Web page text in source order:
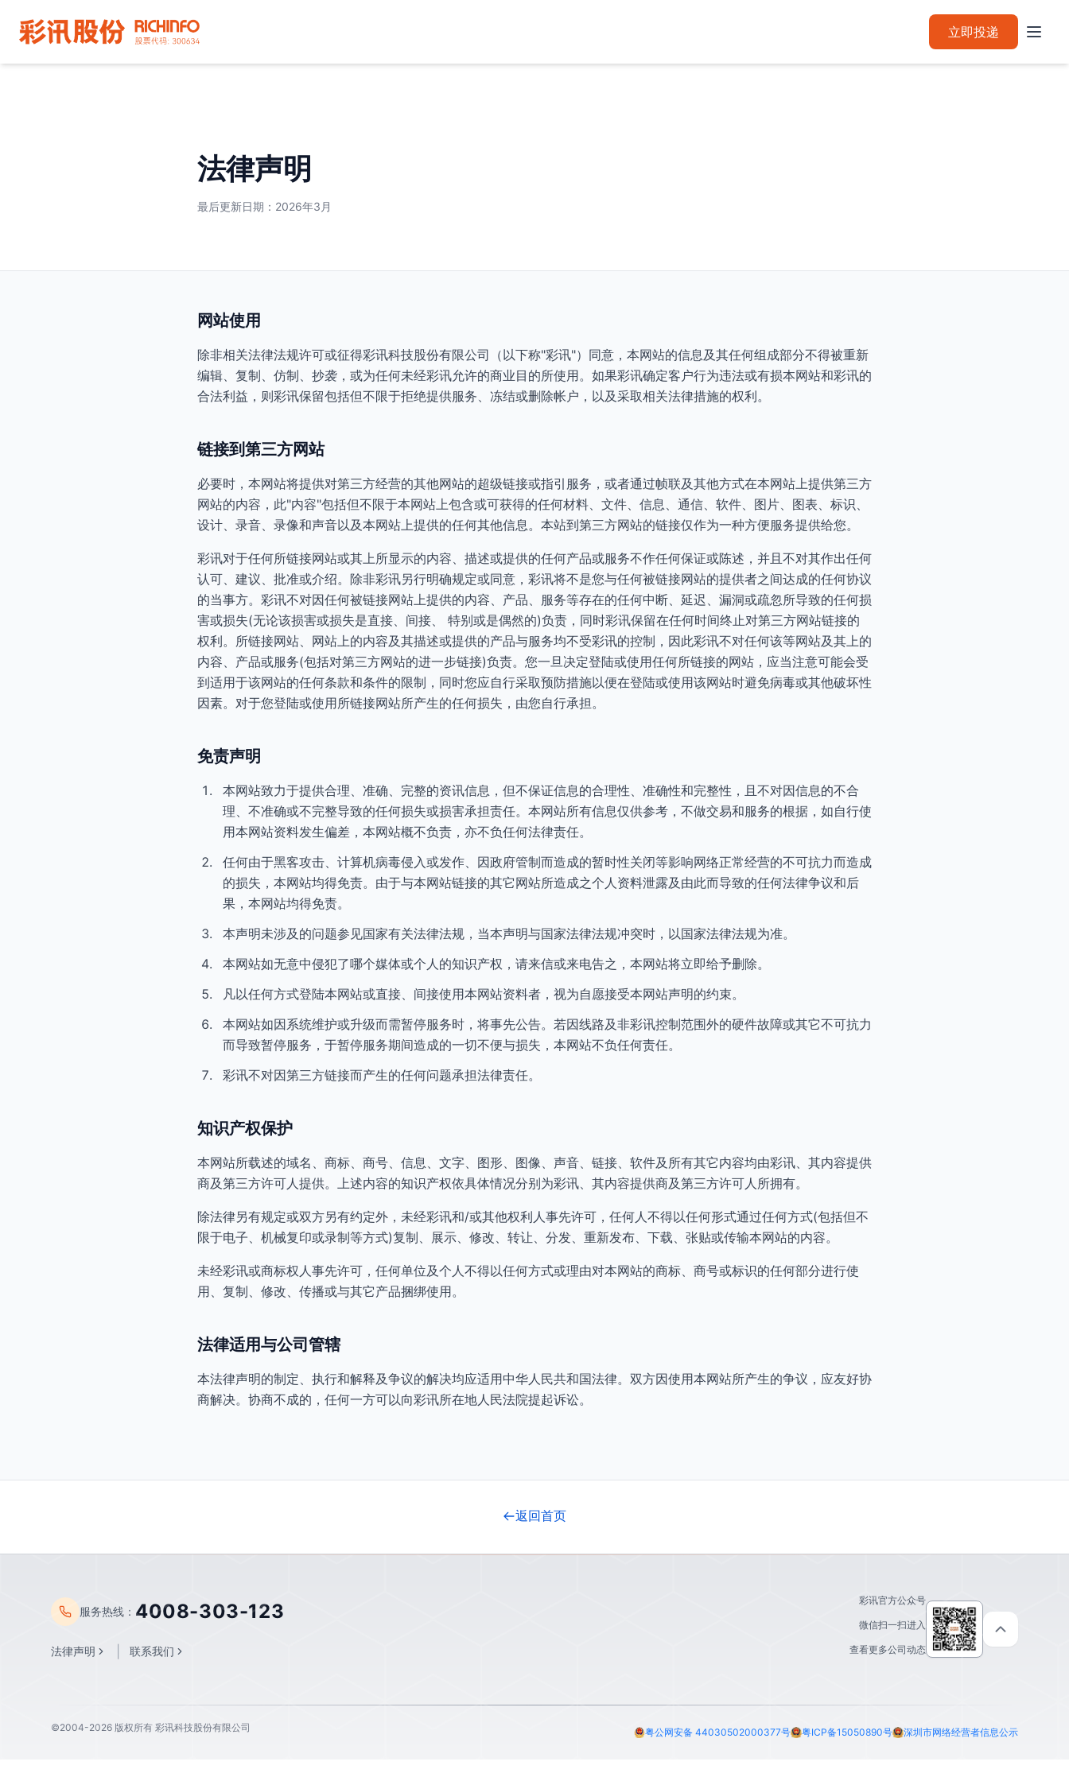
立即投递
法律声明
最后更新日期：2026年3月
网站使用
除非相关法律法规许可或征得彩讯科技股份有限公司（以下称"彩讯"）同意，本网站的信息及其任何组成部分不得被重新
编辑、复制、仿制、抄袭，或为任何未经彩讯允许的商业目的所使用。如果彩讯确定客户行为违法或有损本网站和彩讯的
合法利益，则彩讯保留包括但不限于拒绝提供服务、冻结或删除帐户，以及采取相关法律措施的权利。
链接到第三方网站
必要时，本网站将提供对第三方经营的其他网站的超级链接或指引服务，或者通过帧联及其他方式在本网站上提供第三方
网站的内容，此"内容"包括但不限于本网站上包含或可获得的任何材料、文件、信息、通信、软件、图片、图表、标识、
设计、录音、录像和声音以及本网站上提供的任何其他信息。本站到第三方网站的链接仅作为一种方便服务提供给您。
彩讯对于任何所链接网站或其上所显示的内容、描述或提供的任何产品或服务不作任何保证或陈述，并且不对其作出任何
认可、建议、批准或介绍。除非彩讯另行明确规定或同意，彩讯将不是您与任何被链接网站的提供者之间达成的任何协议
的当事方。彩讯不对因任何被链接网站上提供的内容、产品、服务等存在的任何中断、延迟、漏洞或疏忽所导致的任何损
害或损失(无论该损害或损失是直接、间接、 特别或是偶然的)负责，同时彩讯保留在任何时间终止对第三方网站链接的
权利。所链接网站、网站上的内容及其描述或提供的产品与服务均不受彩讯的控制，因此彩讯不对任何该等网站及其上的
内容、产品或服务(包括对第三方网站的进一步链接)负责。您一旦决定登陆或使用任何所链接的网站，应当注意可能会受
到适用于该网站的任何条款和条件的限制，同时您应自行采取预防措施以便在登陆或使用该网站时避免病毒或其他破坏性
因素。对于您登陆或使用所链接网站所产生的任何损失，由您自行承担。
免责声明
本网站致力于提供合理、准确、完整的资讯信息，但不保证信息的合理性、准确性和完整性，且不对因信息的不合
理、不准确或不完整导致的任何损失或损害承担责任。本网站所有信息仅供参考，不做交易和服务的根据，如自行使
用本网站资料发生偏差，本网站概不负责，亦不负任何法律责任。
任何由于黑客攻击、计算机病毒侵入或发作、因政府管制而造成的暂时性关闭等影响网络正常经营的不可抗力而造成
的损失，本网站均得免责。由于与本网站链接的其它网站所造成之个人资料泄露及由此而导致的任何法律争议和后
果，本网站均得免责。
本声明未涉及的问题参见国家有关法律法规，当本声明与国家法律法规冲突时，以国家法律法规为准。
本网站如无意中侵犯了哪个媒体或个人的知识产权，请来信或来电告之，本网站将立即给予删除。
凡以任何方式登陆本网站或直接、间接使用本网站资料者，视为自愿接受本网站声明的约束。
本网站如因系统维护或升级而需暂停服务时，将事先公告。若因线路及非彩讯控制范围外的硬件故障或其它不可抗力
而导致暂停服务，于暂停服务期间造成的一切不便与损失，本网站不负任何责任。
彩讯不对因第三方链接而产生的任何问题承担法律责任。
知识产权保护
本网站所载述的域名、商标、商号、信息、文字、图形、图像、声音、链接、软件及所有其它内容均由彩讯、其内容提供
商及第三方许可人提供。上述内容的知识产权依具体情况分别为彩讯、其内容提供商及第三方许可人所拥有。
除法律另有规定或双方另有约定外，未经彩讯和/或其他权利人事先许可，任何人不得以任何形式通过任何方式(包括但不
限于电子、机械复印或录制等方式)复制、展示、修改、转让、分发、重新发布、下载、张贴或传输本网站的内容。
未经彩讯或商标权人事先许可，任何单位及个人不得以任何方式或理由对本网站的商标、商号或标识的任何部分进行使
用、复制、修改、传播或与其它产品捆绑使用。
法律适用与公司管辖
本法律声明的制定、执行和解释及争议的解决均应适用中华人民共和国法律。双方因使用本网站所产生的争议，应友好协
商解决。协商不成的，任何一方可以向彩讯所在地人民法院提起诉讼。
返回首页
服务热线： 4008-303-123
法律声明 联系我们
彩讯官方公众号
微信扫一扫进入
查看更多公司动态
©2004-2026 版权所有 彩讯科技股份有限公司 粤公网安备 44030502000377号 粤ICP备15050890号 深圳市网络经营者信息公示